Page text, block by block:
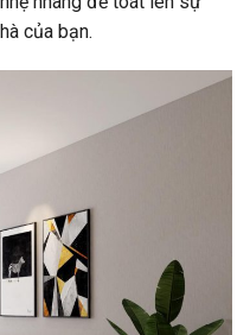
của bạn.